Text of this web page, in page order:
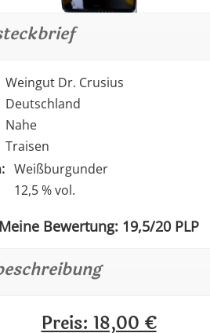
Weingut Dr. Crusius
Deutschland
Nahe
Traisen
Weißburgunder
12,5 % vol.
Meine Bewertung: 19,5/20 PLP
Preis: 18,00 €